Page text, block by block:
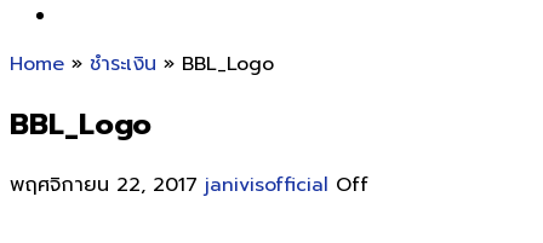
Home » ชำระเงิน » BBL_Logo
BBL_Logo
พฤศจิกายน 22, 2017 janivisofficial Off